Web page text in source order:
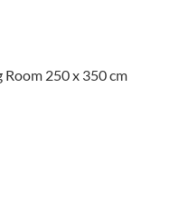
Room 250 x 350 cm